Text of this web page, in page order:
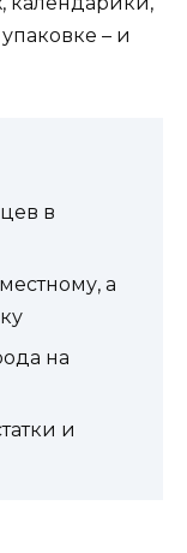
– и
в
а
на
и